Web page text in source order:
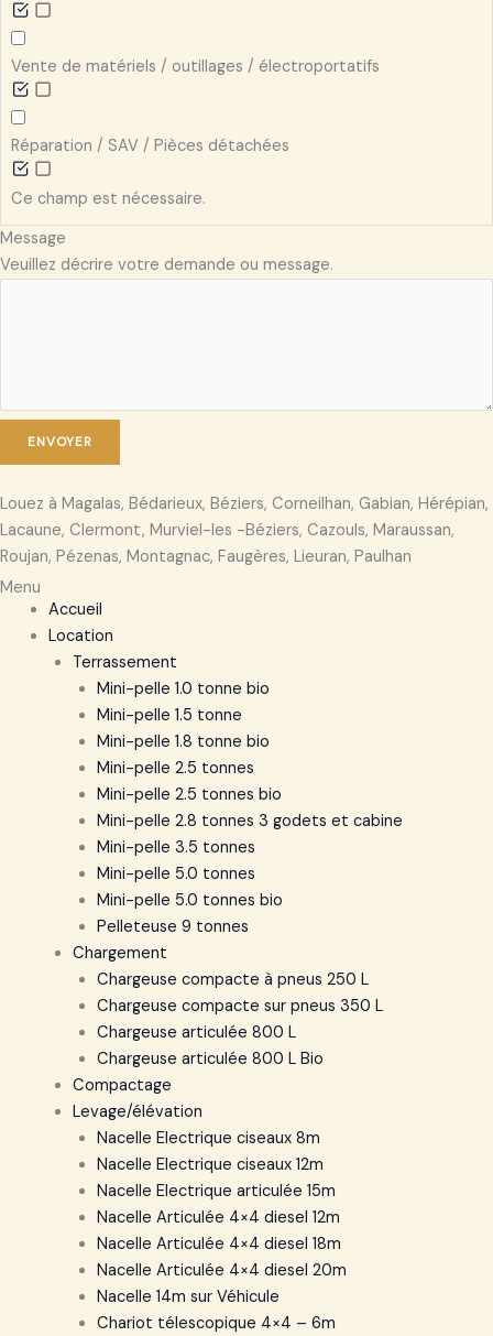
Vente de matériels / outillages / électroportatifs
Réparation / SAV / Pièces détachées
Ce champ est nécessaire.
Message
Veuillez décrire votre demande ou message.
ENVOYER
Louez à Magalas, Bédarieux, Béziers, Corneilhan, Gabian, Hérépian,
Lacaune, Clermont, Murviel-les -Béziers, Cazouls, Maraussan,
Roujan, Pézenas, Montagnac, Faugères, Lieuran, Paulhan
Menu
Accueil
Location
Terrassement
Mini-pelle 1.0 tonne bio
Mini-pelle 1.5 tonne
Mini-pelle 1.8 tonne bio
Mini-pelle 2.5 tonnes
Mini-pelle 2.5 tonnes bio
Mini-pelle 2.8 tonnes 3 godets et cabine
Mini-pelle 3.5 tonnes
Mini-pelle 5.0 tonnes
Mini-pelle 5.0 tonnes bio
Pelleteuse 9 tonnes
Chargement
Chargeuse compacte à pneus 250 L
Chargeuse compacte sur pneus 350 L
Chargeuse articulée 800 L
Chargeuse articulée 800 L Bio
Compactage
Levage/élévation
Nacelle Electrique ciseaux 8m
Nacelle Electrique ciseaux 12m
Nacelle Electrique articulée 15m
Nacelle Articulée 4×4 diesel 12m
Nacelle Articulée 4×4 diesel 18m
Nacelle Articulée 4×4 diesel 20m
Nacelle 14m sur Véhicule
Chariot télescopique 4×4 – 6m